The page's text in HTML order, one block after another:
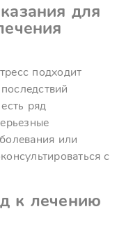
для
подходит
ряд
или
с
к лечению